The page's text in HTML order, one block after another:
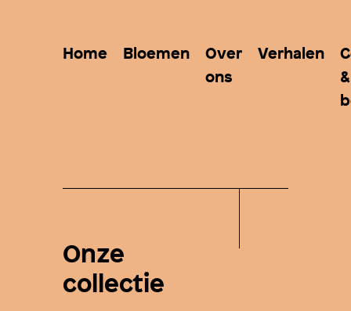
Home Bloemen
Over
ons
Verhalen
&
Onze
collectie